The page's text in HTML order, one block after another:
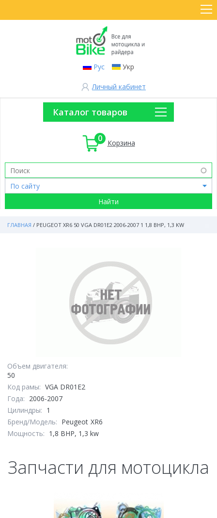
Рус Укр
Личный кабинет
Каталог товаров
0 Корзина
ГЛАВНАЯ / PEUGEOT XR6 50 VGA DR01E2 2006-2007 1 1,8 BHP, 1,3 KW
Объем двигателя:
50
Код рамы: VGA DR01E2
Года: 2006-2007
Цилиндры: 1
Бренд/Модель: Peugeot XR6
Мощность: 1,8 BHP, 1,3 kw
Запчасти для мотоцикла